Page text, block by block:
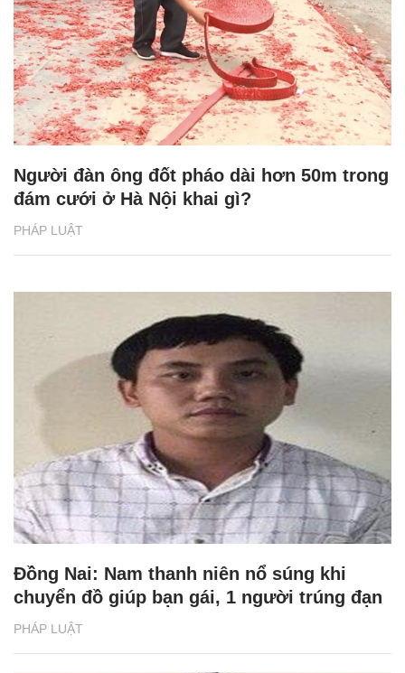
PHÁP LUẬT
Người đàn ông đốt pháo dài hơn 50m trong
đám cưới ở Hà Nội khai gì?
PHÁP LUẬT
Đồng Nai: Nam thanh niên nổ súng khi
chuyển đồ giúp bạn gái, 1 người trúng đạn